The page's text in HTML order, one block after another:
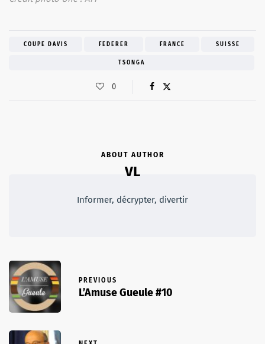
COUPE DAVIS FEDERER FRANCE SUISSE
TSONGA
0
ABOUT AUTHOR
VL
Informer, décrypter, divertir
PREVIOUS
L’Amuse Gueule #10